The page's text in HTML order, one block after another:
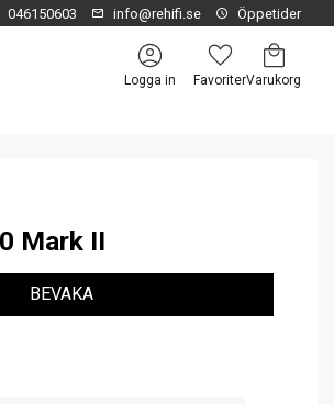
046150603 info@rehifi.se Öppetider
Logga in
Favoriter
Kundvagn
Mark II
BEVAKA